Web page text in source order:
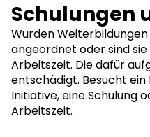
Schulungen
Wurden
angeordnet oder sind
Arbeitszeit. Die dafür
entschädigt. Besucht
Initiative, eine Schulung
Arbeitszeit.